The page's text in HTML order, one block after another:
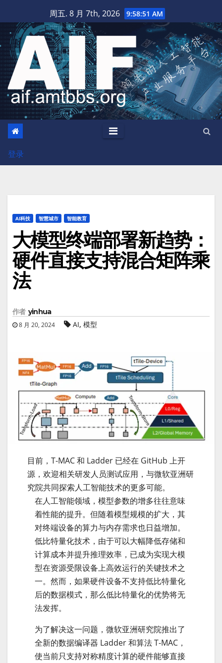
至
内
容
周五. 8 月 7th, 2026 9:58:52 AM
登录
AI科技 智慧城市 智能教育
大模型终端部署新趋势：
硬件直接支持混合矩阵乘
法
作者 yinhua
8 月 20, 2024 AI, 模型
目前，T-MAC 和 Ladder 已经在 GitHub 上开
源，欢迎相关研发人员测试应用，与微软亚洲研
究院共同探索人工智能技术的更多可能。
在人工智能领域，模型参数的增多往往意味
着性能的提升。但随着模型规模的扩大，其
对终端设备的算力与内存需求也日益增加。
低比特量化技术，由于可以大幅降低存储和
计算成本并提升推理效率，已成为实现大模
型在资源受限设备上高效运行的关键技术之
一。然而，如果硬件设备不支持低比特量化
后的数据模式，那么低比特量化的优势将无
法发挥。
为了解决这一问题，微软亚洲研究院推出了
全新的数据编译器 Ladder 和算法 T-MAC，
使当前只支持对称精度计算的硬件能够直接